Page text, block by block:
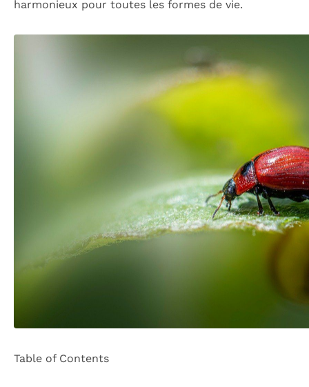
harmonieux pour toutes les formes de vie.
Table of Contents